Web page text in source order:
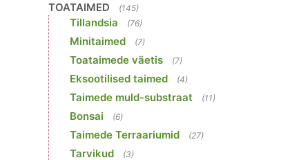
TOATAIMED (145)
Tillandsia (76)
Minitaimed (7)
Toataimede väetis (7)
Eksootilised taimed (4)
Taimede muld-substraat (11)
Bonsai (6)
Taimede Terraariumid (27)
Tarvikud (3)